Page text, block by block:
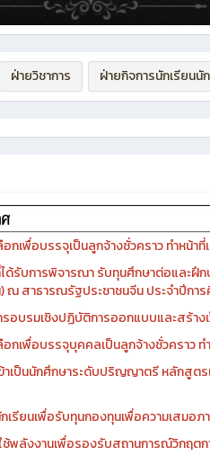
เพื่อบรรจุเป็นลูกจ้างชั่วคราว ทำหน้าที่
ด้รับการพิจารณา รับทุนศึกษาต่อและฝึก
ณ สาธารณรัฐประชาชนจีน ประจำปีกา
อบรมเชิงปฏิบัติการออกแบบและสร้างเ
กเพื่อบรรจุบุคคลเป็นลูกจ้างชั่วคราว ทำ
เป็นนักศึกษาระดับปริญญาตรี หลักสูตร